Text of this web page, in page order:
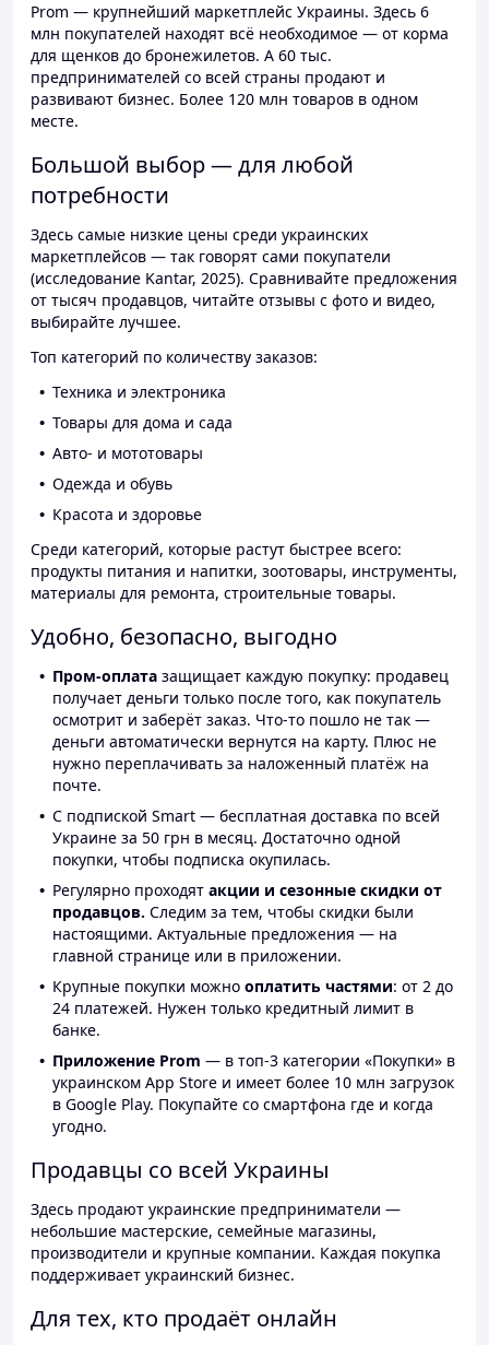
Prom — крупнейший маркетплейс Украины. Здесь 6
млн покупателей находят всё необходимое — от корма
для щенков до бронежилетов. А 60 тыс.
предпринимателей со всей страны продают и
развивают бизнес. Более 120 млн товаров в одном
месте.
Большой выбор — для любой
потребности
Здесь самые низкие цены среди украинских
маркетплейсов — так говорят сами покупатели
(исследование Kantar, 2025). Сравнивайте предложения
от тысяч продавцов, читайте отзывы с фото и видео,
выбирайте лучшее.
Топ категорий по количеству заказов:
Техника и электроника
Товары для дома и сада
Авто- и мототовары
Одежда и обувь
Красота и здоровье
Среди категорий, которые растут быстрее всего:
продукты питания и напитки, зоотовары, инструменты,
материалы для ремонта, строительные товары.
Удобно, безопасно, выгодно
Пром-оплата защищает каждую покупку: продавец
получает деньги только после того, как покупатель
осмотрит и заберёт заказ. Что-то пошло не так —
деньги автоматически вернутся на карту. Плюс не
нужно переплачивать за наложенный платёж на
почте.
С подпиской Smart — бесплатная доставка по всей
Украине за 50 грн в месяц. Достаточно одной
покупки, чтобы подписка окупилась.
Регулярно проходят акции и сезонные скидки от
продавцов. Следим за тем, чтобы скидки были
настоящими. Актуальные предложения — на
главной странице или в приложении.
Крупные покупки можно оплатить частями: от 2 до
24 платежей. Нужен только кредитный лимит в
банке.
Приложение Prom — в топ-3 категории «Покупки» в
украинском App Store и имеет более 10 млн загрузок
в Google Play. Покупайте со смартфона где и когда
угодно.
Продавцы со всей Украины
Здесь продают украинские предприниматели —
небольшие мастерские, семейные магазины,
производители и крупные компании. Каждая покупка
поддерживает украинский бизнес.
Для тех, кто продаёт онлайн